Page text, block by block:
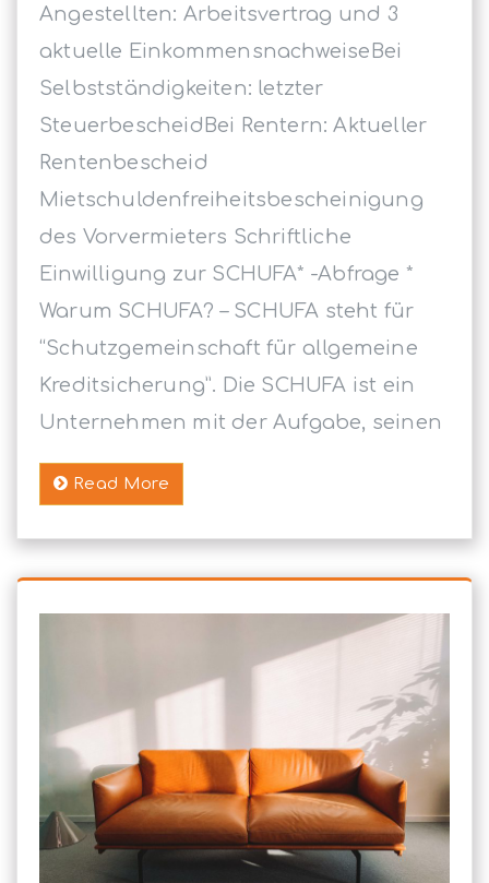
Angestellten: Arbeitsvertrag und 3
aktuelle EinkommensnachweiseBei
Selbstständigkeiten: letzter
SteuerbescheidBei Rentern: Aktueller
Rentenbescheid
Mietschuldenfreiheitsbescheinigung
des Vorvermieters Schriftliche
Einwilligung zur SCHUFA* -Abfrage *
Warum SCHUFA? – SCHUFA steht für
“Schutzgemeinschaft für allgemeine
Kreditsicherung”. Die SCHUFA ist ein
Unternehmen mit der Aufgabe, seinen
Read More